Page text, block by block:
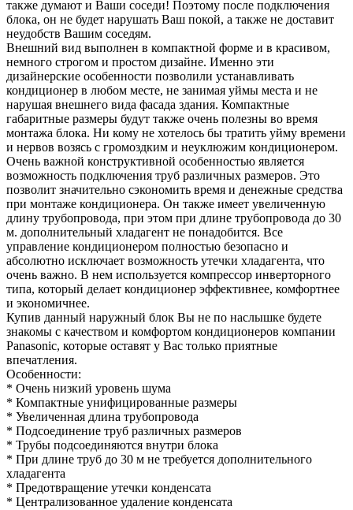
также думают и Ваши соседи! Поэтому после подключения
блока, он не будет нарушать Ваш покой, а также не доставит
неудобств Вашим соседям.
Внешний вид выполнен в компактной форме и в красивом,
немного строгом и простом дизайне. Именно эти
дизайнерские особенности позволили устанавливать
кондиционер в любом месте, не занимая уймы места и не
нарушая внешнего вида фасада здания. Компактные
габаритные размеры будут также очень полезны во время
монтажа блока. Ни кому не хотелось бы тратить уйму времени
и нервов возясь с громоздким и неуклюжим кондиционером.
Очень важной конструктивной особенностью является
возможность подключения труб различных размеров. Это
позволит значительно сэкономить время и денежные средства
при монтаже кондиционера. Он также имеет увеличенную
длину трубопровода, при этом при длине трубопровода до 30
м. дополнительный хладагент не понадобится. Все
управление кондиционером полностью безопасно и
абсолютно исключает возможность утечки хладагента, что
очень важно. В нем используется компрессор инверторного
типа, который делает кондиционер эффективнее, комфортнее
и экономичнее.
Купив данный наружный блок Вы не по наслышке будете
знакомы с качеством и комфортом кондиционеров компании
Panasonic, которые оставят у Вас только приятные
впечатления.
Особенности:
* Очень низкий уровень шума
* Компактные унифицированные размеры
* Увеличенная длина трубопровода
* Подсоединение труб различных размеров
* Трубы подсоединяются внутри блока
* При длине труб до 30 м не требуется дополнительного
хладагента
* Предотвращение утечки конденсата
* Централизованное удаление конденсата